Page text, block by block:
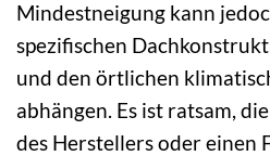
Mindestneigung kann
spezifischen
und den örtlichen
abhängen. Es ist ratsam,
des Herstellers oder einen